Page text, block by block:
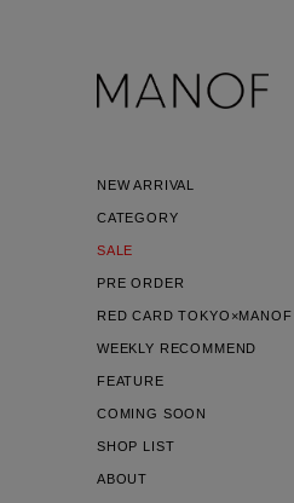
NEW ARRIVAL
CATEGORY
SALE
PRE ORDER
RED CARD TOKYO×MANOF
WEEKLY RECOMMEND
FEATURE
COMING SOON
SHOP LIST
ABOUT